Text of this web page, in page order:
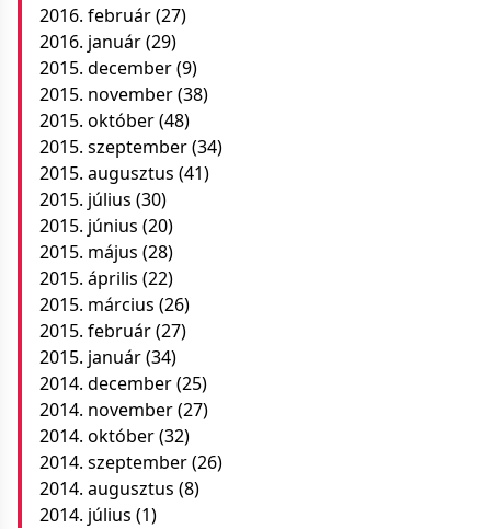
2016. február(27)
2016. január(29)
2015. december(9)
2015. november(38)
2015. október(48)
2015. szeptember(34)
2015. augusztus (41)
2015. július (30)
2015. június (20)
2015. május (28)
2015. április (22)
2015. március (26)
2015. február(27)
2015. január(34)
2014. december(25)
2014. november(27)
2014. október(32)
2014. szeptember(26)
2014. augusztus (8)
2014. július (1)